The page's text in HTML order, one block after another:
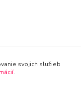
svojich služieb
.